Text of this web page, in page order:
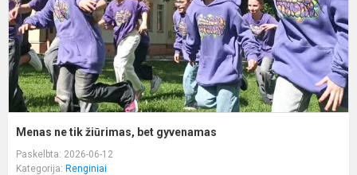
Menas ne tik žiūrimas, bet gyvenamas
Paskelbta: 2026-06-12
Kategorija: Renginiai